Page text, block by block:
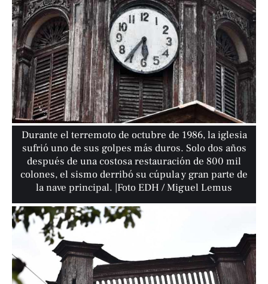
Durante el terremoto de octubre de 1986, la iglesia
sufrió uno de sus golpes más duros. Solo dos años
después de una costosa restauración de 800 mil
colones, el sismo derribó su cúpula y gran parte de
la nave principal. |Foto EDH / Miguel Lemus